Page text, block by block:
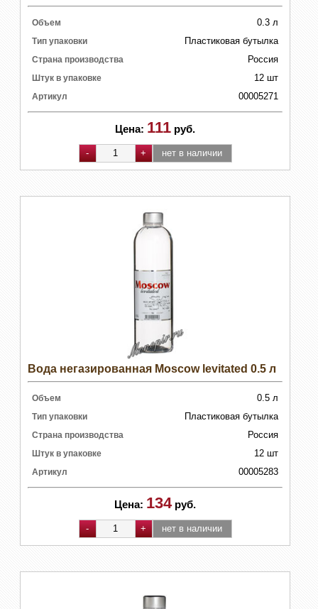
Объем 0.3 л
Тип упаковки Пластиковая бутылка
Страна производства Россия
Штук в упаковке 12 шт
Артикул 00005271
Цена: 111 руб.
Вода негазированная Moscow levitated 0.5 л
Объем 0.5 л
Тип упаковки Пластиковая бутылка
Страна производства Россия
Штук в упаковке 12 шт
Артикул 00005283
Цена: 134 руб.